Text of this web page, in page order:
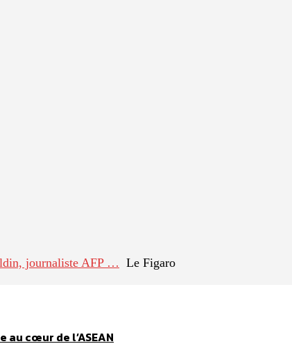
journaliste AFP … Le Figaro
cœur de l’ASEAN